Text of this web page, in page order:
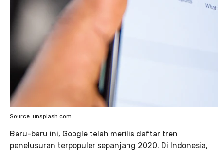
Source: unsplash.com
Baru-baru ini, Google telah merilis daftar tren
penelusuran terpopuler sepanjang 2020. Di Indonesia,